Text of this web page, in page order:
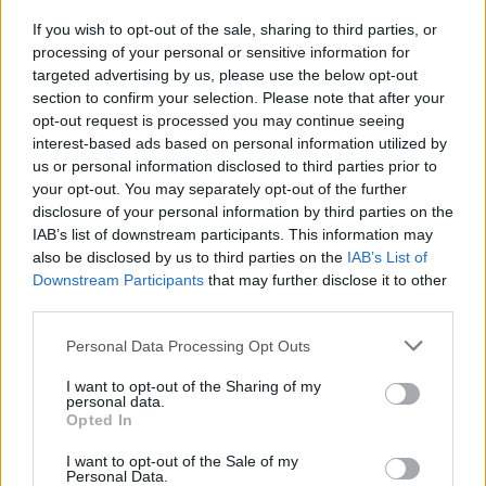
If you wish to opt-out of the sale, sharing to third parties, or
processing of your personal or sensitive information for
targeted advertising by us, please use the below opt-out
section to confirm your selection. Please note that after your
opt-out request is processed you may continue seeing
interest-based ads based on personal information utilized by
us or personal information disclosed to third parties prior to
your opt-out. You may separately opt-out of the further
disclosure of your personal information by third parties on the
IAB’s list of downstream participants. This information may
also be disclosed by us to third parties on the IAB’s List of
Downstream Participants that may further disclose it to other
Personal Data Processing Opt Outs
I want to opt-out of the Sharing of my
personal data.
Opted In
I want to opt-out of the Sale of my
Personal Data.
robią to nie zawsze w sposób, którego byśmy
się spodziewali, a nawet nie do końca w sposób,
którego byśmy sobie życzyli. Często bowiem